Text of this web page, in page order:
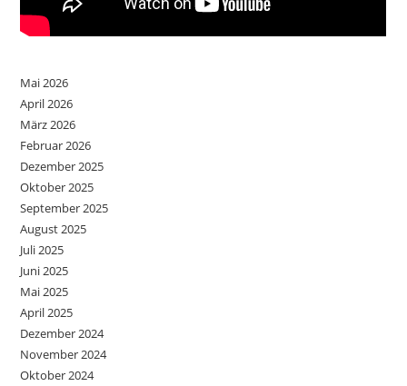
Mai 2026
April 2026
März 2026
Februar 2026
Dezember 2025
Oktober 2025
September 2025
August 2025
Juli 2025
Juni 2025
Mai 2025
April 2025
Dezember 2024
November 2024
Oktober 2024